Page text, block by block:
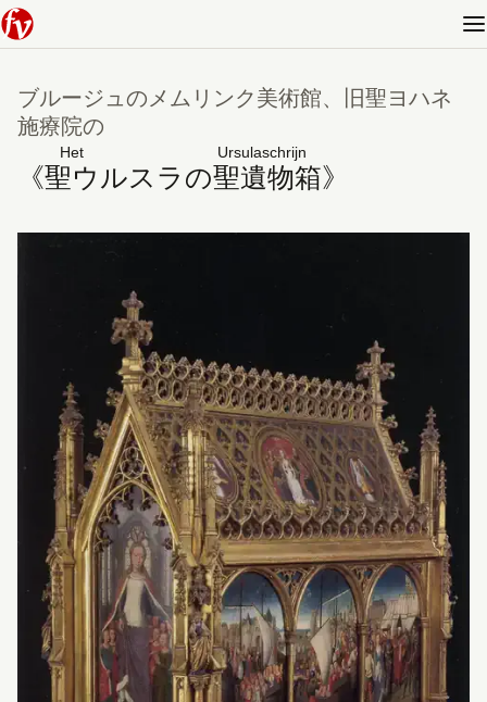
ブルージュのメムリンク美術館、旧聖ヨハネ
施療院の
《聖ウルスラの聖遺物箱
Het Ursulaschrijn
》